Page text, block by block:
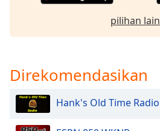
Font
Size
pilihan lain
Direkomendasikan
Hank's Old Time Radio